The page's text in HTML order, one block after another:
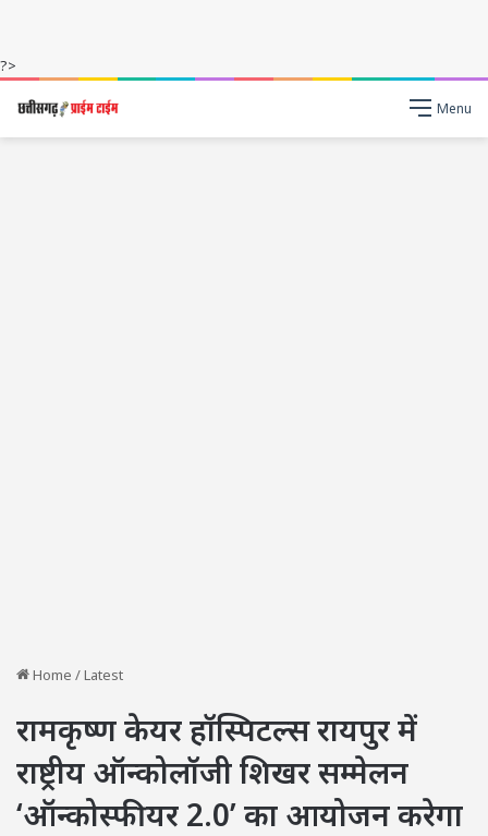
?>
Menu
Home /Latest
रामकृष्ण केयर हॉस्पिटल्स रायपुर में
राष्ट्रीय ऑन्कोलॉजी शिखर सम्मेलन
‘ऑन्कोस्फीयर 2.0’ का आयोजन करेगा